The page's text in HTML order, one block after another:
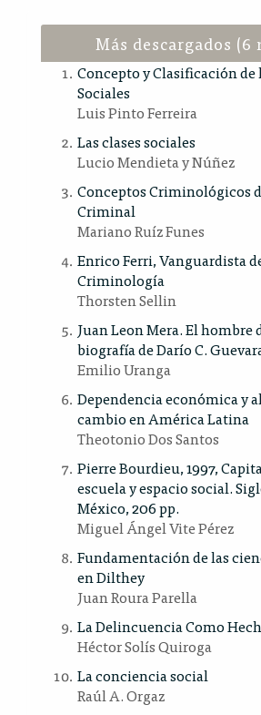
Más descargados (6
Concepto y Clasificación de
Sociales
Luis Pinto Ferreira
Las clases sociales
Lucio Mendieta y Núñez
Conceptos Criminológicos
Criminal
Mariano Ruíz Funes
Enrico Ferri, Vanguardista
Criminología
Thorsten Sellin
Juan Leon Mera. El hombre
biografía de Darío C.
Emilio Uranga
Dependencia económica y
cambio en América Latina
Theotonio Dos Santos
Pierre Bourdieu, 1997,
escuela y espacio social.
México, 206 pp.
Miguel Ángel Vite Pérez
Fundamentación de las
en Dilthey
Juan Roura Parella
La Delincuencia Como
Héctor Solís Quiroga
La conciencia social
Raúl A. Orgaz